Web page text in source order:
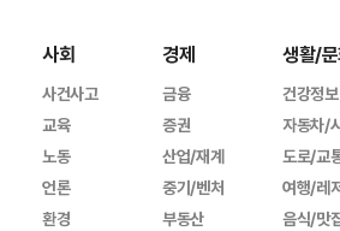
사회
사건사고
교육
노동
언론
환경
경제
금융
증권
산업/재계
중기/벤처
부동산
생활/
건강정보
자동차/
도로/교
여행/레
음식/맛